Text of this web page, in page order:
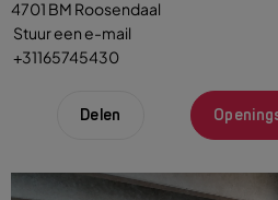
UITagenda
Wandelen
Winkeltijden en
4701 BM Roosendaal
Stuur een e-mail
+31165745430
Delen